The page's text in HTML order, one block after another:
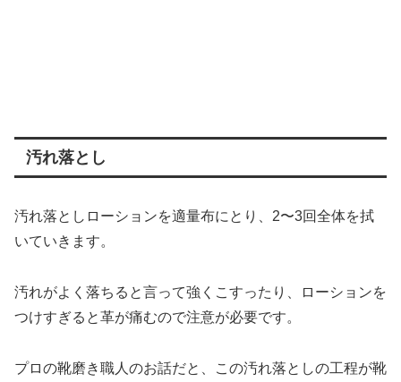
汚れ落とし
汚れ落としローションを適量布にとり、2〜3回全体を拭
いていきます。
汚れがよく落ちると言って強くこすったり、ローションを
つけすぎると革が痛むので注意が必要です。
プロの靴磨き職人のお話だと、この汚れ落としの工程が靴